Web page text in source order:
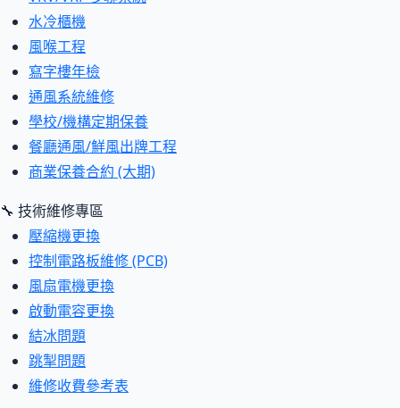
水冷櫃機
風喉工程
寫字樓年檢
通風系統維修
學校/機構定期保養
餐廳通風/鮮風出牌工程
商業保養合約 (大期)
🔧 技術維修專區
壓縮機更換
控制電路板維修 (PCB)
風扇電機更換
啟動電容更換
結冰問題
跳掣問題
維修收費參考表